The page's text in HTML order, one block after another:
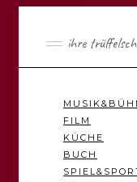
ihre
FILM
KÜCHE
BUCH